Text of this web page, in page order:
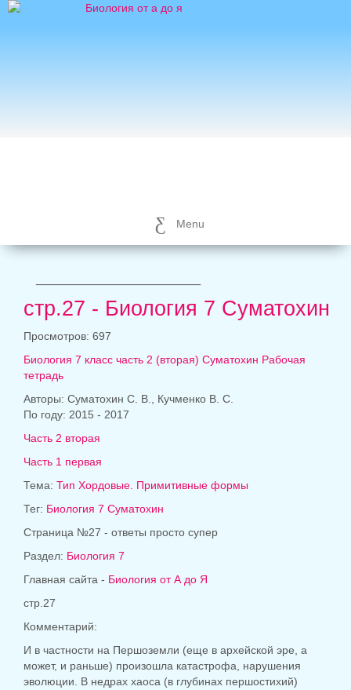
Menu
стр.27 - Биология 7 Суматохин
Просмотров: 697
Биология 7 класс часть 2 (вторая) Суматохин Рабочая
тетрадь
Авторы: Суматохин С. В., Кучменко В. С.
По году: 2015 - 2017
Часть 2 вторая
Часть 1 первая
Тема: Тип Хордовые. Примитивные формы
Тег: Биология 7 Суматохин
Страница №27 - ответы просто супер
Раздел: Биология 7
Главная сайта - Биология от А до Я
стр.27
Комментарий:
И в частности на Першоземли (еще в архейской эре, а
может, и раньше) произошла катастрофа, нарушения
эволюции. В недрах хаоса (в глубинах першостихий)